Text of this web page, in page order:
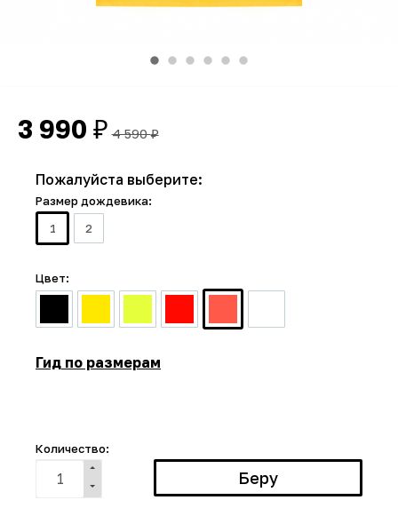
3 990 ₽ 4 590₽
Пожалуйста выберите:
Размер дождевика:
1
2
Цвет:
Гид по размерам
Количество: